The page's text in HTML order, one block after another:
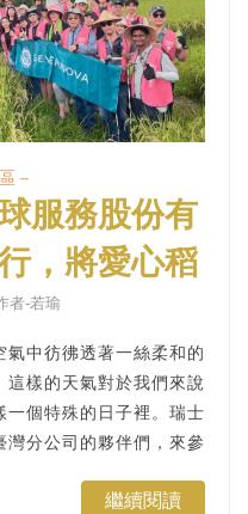
－
服務股份有
，將愛心稻
益活動、企
Ｒ
者-若瑜
中彷彿透著一絲柔和的
這樣的天氣對於我們來說
一個特殊的日子裡。瑞士
分公司的夥伴們，來參
新活力！...繼續閱讀